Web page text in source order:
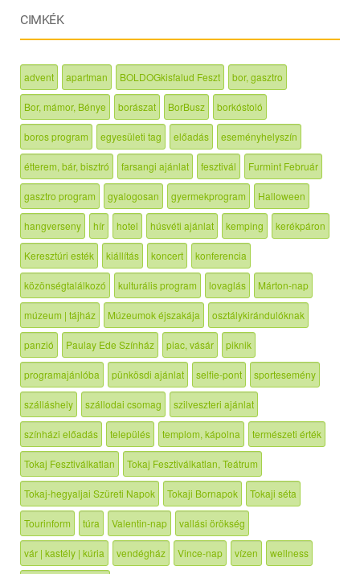
CIMKÉK
advent apartman BOLDOGkisfalud Feszt bor, gasztro
Bor, mámor, Bénye borászat BorBusz borkóstoló
boros program egyesületi tag előadás eseményhelyszín
étterem, bár, bisztró farsangi ajánlat fesztivál Furmint Február
gasztro program gyalogosan gyermekprogram Halloween
hangverseny hír hotel húsvéti ajánlat kemping kerékpáron
Keresztúri esték kiállítás koncert konferencia
közönségtalálkozó kulturális program lovaglás Márton-nap
múzeum | tájház Múzeumok éjszakája osztálykirándulóknak
panzió Paulay Ede Színház piac, vásár piknik
programajánlóba pünkösdi ajánlat selfie-pont sportesemény
szálláshely szállodai csomag szilveszteri ajánlat
színházi előadás település templom, kápolna természeti érték
Tokaj Fesztiválkatlan Tokaj Fesztiválkatlan, Teátrum
Tokaj-hegyaljai Szüreti Napok Tokaji Bornapok Tokaji séta
Tourinform túra Valentin-nap vallási örökség
vár | kastély | kúria vendégház Vince-nap vízen wellness